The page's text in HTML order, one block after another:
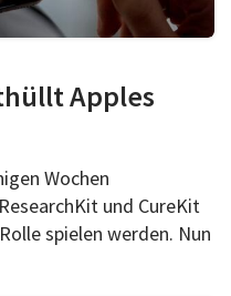
Apples
Wochen
und CureKit
spielen werden. Nun